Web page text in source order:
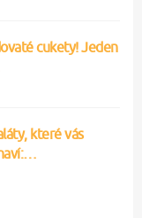
cukety! Jeden
které vás